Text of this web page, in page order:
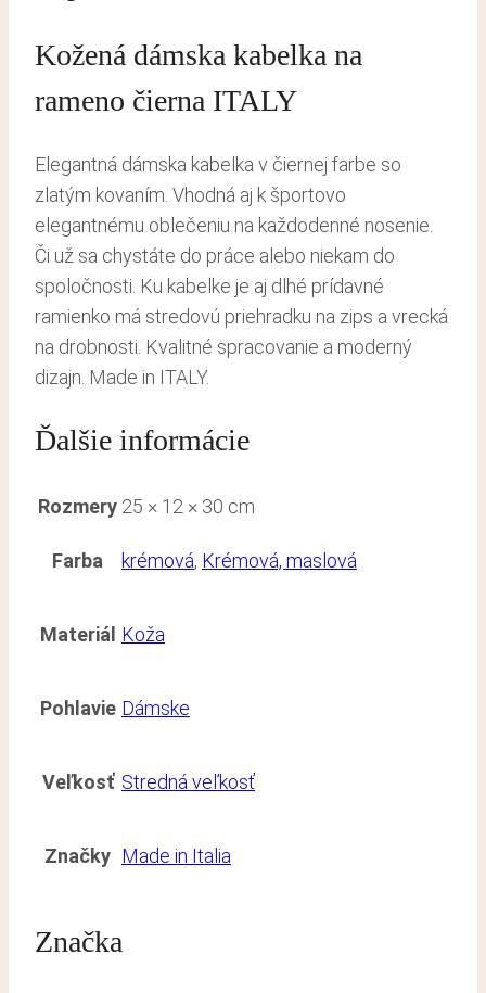
Kožená dámska kabelka na
rameno čierna ITALY
Elegantná dámska kabelka v čiernej farbe so
zlatým kovaním. Vhodná aj k športovo
elegantnému oblečeniu na každodenné nosenie.
Či už sa chystáte do práce alebo niekam do
spoločnosti. Ku kabelke je aj dlhé prídavné
ramienko má stredovú priehradku na zips a vrecká
na drobnosti. Kvalitné spracovanie a moderný
dizajn. Made in ITALY.
Ďalšie informácie
Rozmery 25 × 12 × 30 cm
Farba krémová, Krémová, maslová
Materiál Koža
Pohlavie Dámske
Veľkosť Stredná veľkosť
Značky Made in Italia
Značka